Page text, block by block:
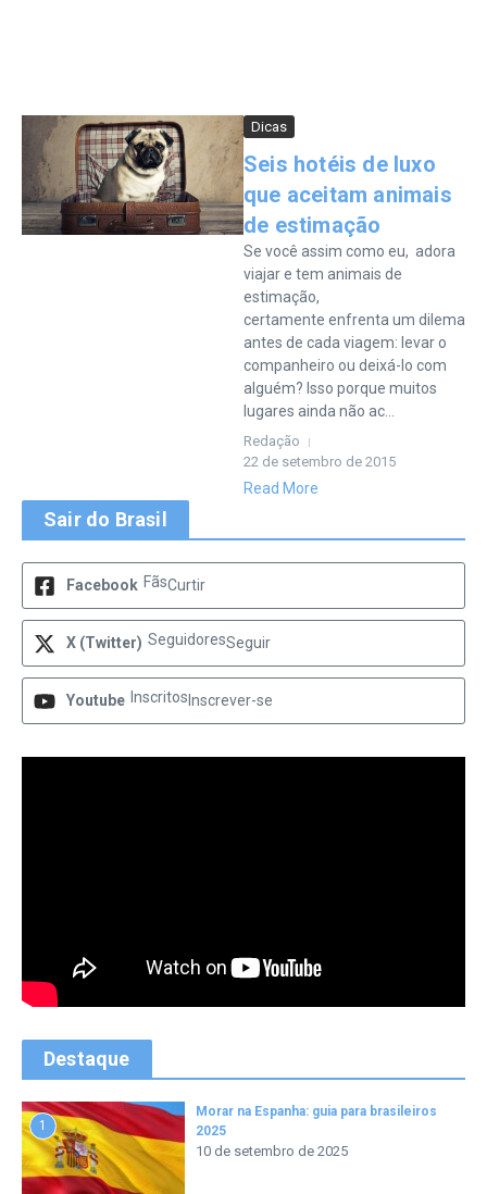
Dicas
Seis hotéis de luxo
que aceitam animais
de estimação
Se você assim como eu, adora
viajar e tem animais de
estimação,
certamente enfrenta um dilema
antes de cada viagem: levar o
companheiro ou deixá-lo com
alguém? Isso porque muitos
lugares ainda não ac...
Redação
22 de setembro de 2015
Read More
Sair do Brasil
Facebook FãsCurtir
X (Twitter) SeguidoresSeguir
Youtube Inscritos Inscrever-se
Destaque
1
Morar na Espanha: guia para brasileiros
2025
10 de setembro de 2025